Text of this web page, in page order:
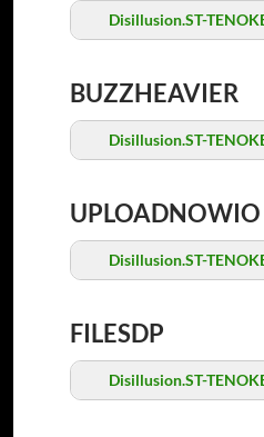
Disillusion.ST-
BUZZHEAVIER
Disillusion.ST-
UPLOADNOWIO
Disillusion.ST-
FILESDP
Disillusion.ST-